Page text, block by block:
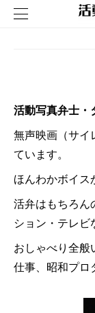
活動写真弁士
無声映画（サイ
ています。
ほんわかボイス
活弁はもちろん
ション・テレビ
おしゃべり全般
仕事、昭和プロ